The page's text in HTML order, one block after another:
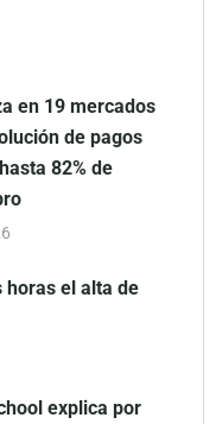
en 19 mercados
de pagos
82% de
horas el alta de
explica por